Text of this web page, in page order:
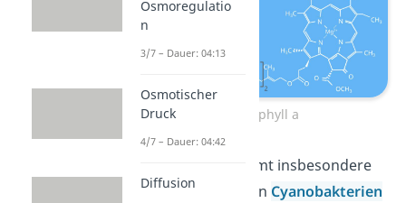
Chlorophyll a
Chlorophyll a kommt insbesondere
in den sogenannten Cyanobakterien
Osmoregulatio
n
3/7 – Dauer: 04:13
Osmotischer
Druck
4/7 – Dauer: 04:42
Diffusion